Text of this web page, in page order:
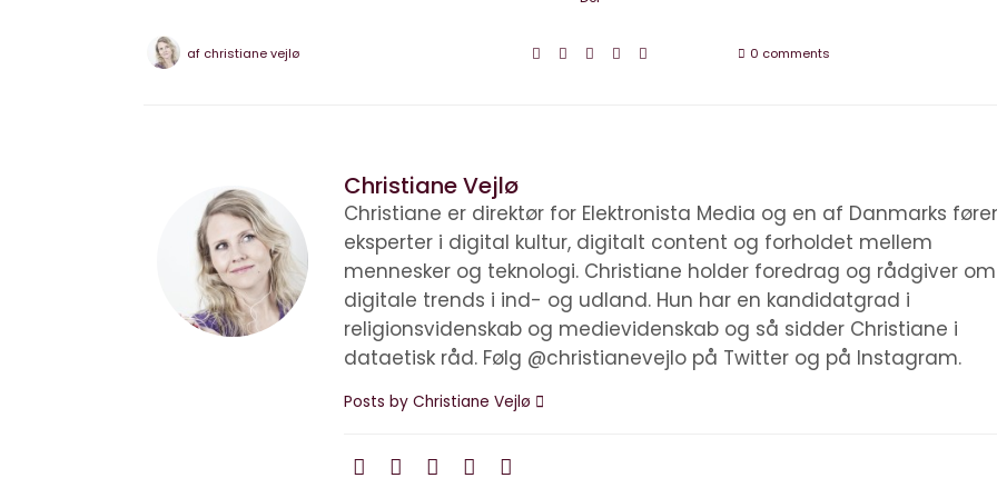
af christiane vejlø 0 comments
Christiane Vejlø
Christiane er direktør for Elektronista Media og en af Danmarks
eksperter i digital kultur, digitalt content og forholdet mellem
mennesker og teknologi. Christiane holder foredrag og rådgiver om
digitale trends i ind- og udland. Hun har en kandidatgrad i
religionsvidenskab og medievidenskab og så sidder Christiane i
dataetisk råd. Følg @christianevejlo på Twitter og på Instagram.
Posts by Christiane Vejlø